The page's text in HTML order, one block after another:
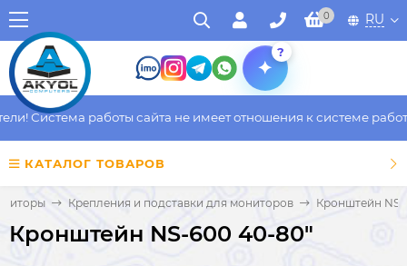
0 RU
?
Система работы сайта не имеет отношения к системе
КАТАЛОГ ТОВАРОВ
Крепления и подставки для мониторов Кронштейн
Кронштейн NS-600 40-80"